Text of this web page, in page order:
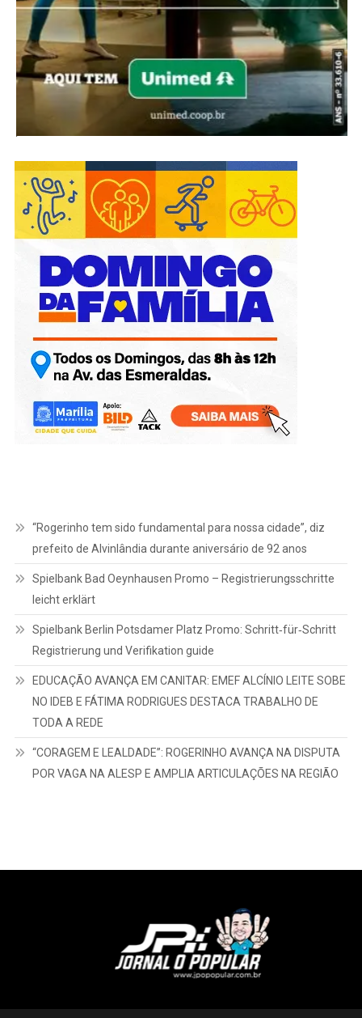
“Rogerinho tem sido fundamental para nossa cidade”, diz
prefeito de Alvinlândia durante aniversário de 92 anos
Spielbank Bad Oeynhausen Promo – Registrierungsschritte
leicht erklärt
Spielbank Berlin Potsdamer Platz Promo: Schritt‑für‑Schritt
Registrierung und Verifikation guide
EDUCAÇÃO AVANÇA EM CANITAR: EMEF ALCÍNIO LEITE SOBE
NO IDEB E FÁTIMA RODRIGUES DESTACA TRABALHO DE
TODA A REDE
“CORAGEM E LEALDADE”: ROGERINHO AVANÇA NA DISPUTA
POR VAGA NA ALESP E AMPLIA ARTICULAÇÕES NA REGIÃO